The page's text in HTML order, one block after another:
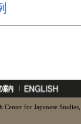
for Japanese